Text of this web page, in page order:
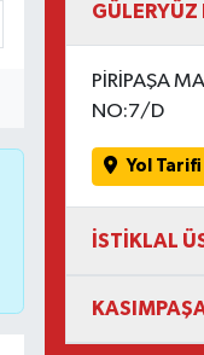
GÜLERYÜZ
PİRİPAŞA
NO:7/D
Yol Tarifi
İSTİKLAL